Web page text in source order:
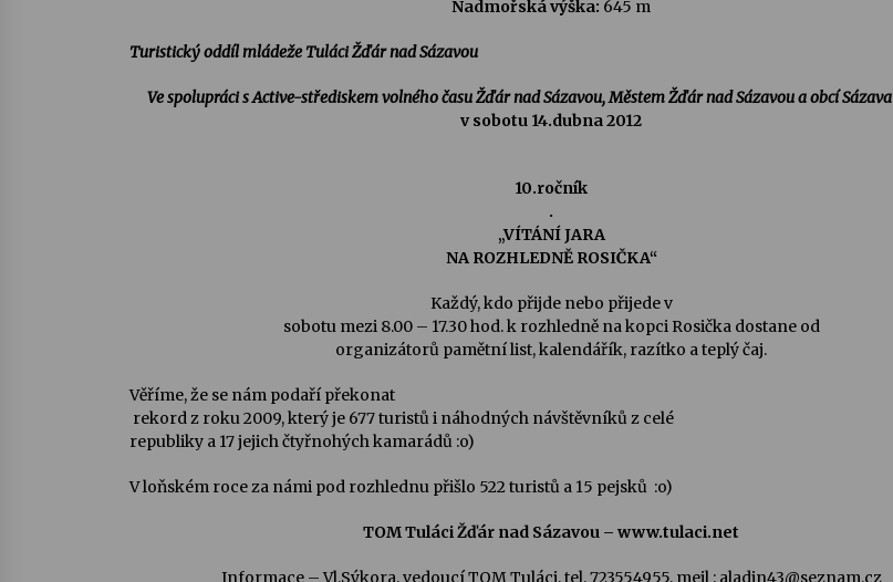
Nadmořská výška: 645 m
Turistický oddíl mládeže Tuláci Žďár nad Sázavou
Ve spolupráci s Active-střediskem volného času Žďár nad Sázavou, Městem Žďár nad Sázavou a obcí Sázava
v sobotu 14.dubna 2012
10.ročník
.
„VÍTÁNÍ JARA
NA ROZHLEDNĚ ROSIČKA“
Každý, kdo přijde nebo přijede v
sobotu mezi 8.00 – 17.30 hod. k rozhledně na kopci Rosička dostane od
organizátorů pamětní list, kalendářík, razítko a teplý čaj.
Věříme, že se nám podaří překonat
rekord z roku 2009, který je 677 turistů i náhodných návštěvníků z celé
republiky a 17 jejich čtyřnohých kamarádů :o)
V loňském roce za námi pod rozhlednu přišlo 522 turistů a 15 pejsků :o)
TOM Tuláci Žďár nad Sázavou – www.tulaci.net
Informace – Vl.Sýkora, vedoucí TOM Tuláci, tel. 723554955, meil : aladin43@seznam.cz